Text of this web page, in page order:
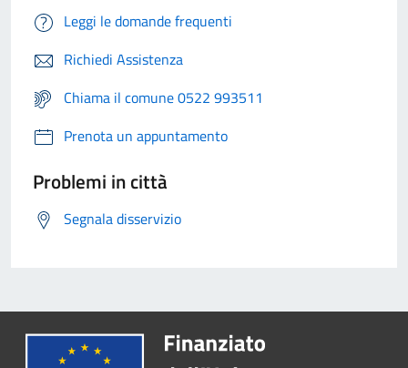
Leggi le domande frequenti
Richiedi Assistenza
Chiama il comune 0522 993511
Prenota un appuntamento
Problemi in città
Segnala disservizio